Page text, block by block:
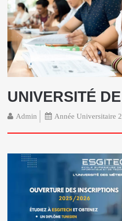
UNIVERSITÉ
Admin Année Universitaire